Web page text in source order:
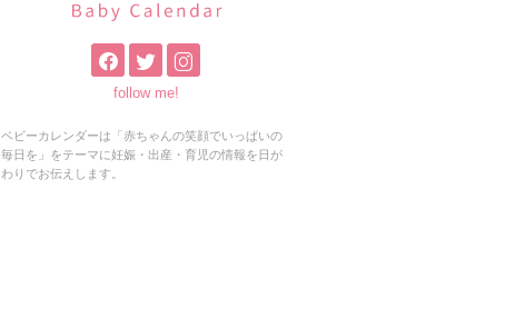
follow me!
ベビーカレンダーは「赤ちゃんの笑顔でいっぱいの
毎日を」をテーマに妊娠・出産・育児の情報を日が
わりでお伝えします。